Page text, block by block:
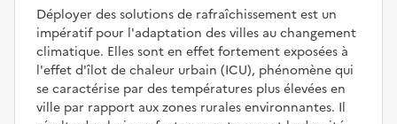
Déployer des solutions de rafraîchissement est un
impératif pour l'adaptation des villes au changement
climatique. Elles sont en effet fortement exposées à
l'effet d'îlot de chaleur urbain (ICU), phénomène qui
se caractérise par des températures plus élevées en
ville par rapport aux zones rurales environnantes. Il